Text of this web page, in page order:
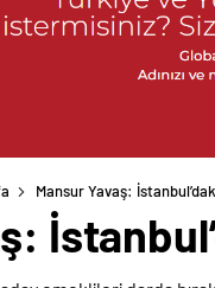
Mansur Yavaş: